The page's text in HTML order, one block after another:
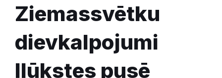
Ziemassvētku
dievkalpojumi
Ilūkstes pusē